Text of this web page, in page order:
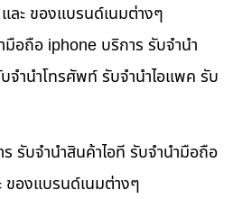
ละ ของแบรนด์เนมต่างๆ
อถือ iphone บริการ รับจำนำ
จำนำโทรศัพท์ รับจำนำไอแพค รับ
รับจำนำสินค้าไอที รับจำนำมือถือ
ของแบรนด์เนมต่างๆ